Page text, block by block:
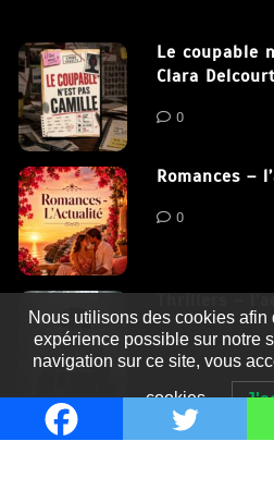
Le coupable
Clara
0
Romances –
0
Thrillers –
0
Nous utilisons des cookies
expérience possible sur notre
navigation sur ce site, vous
cookies.